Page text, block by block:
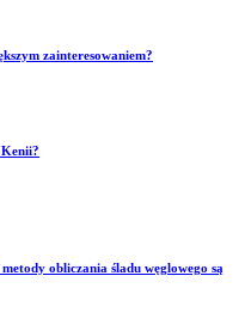
zainteresowaniem?
obliczania śladu węglowego są